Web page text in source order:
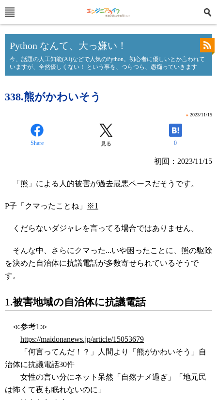
Python なんて、大っ嫌い！
今、話題の人工知能(AI)などで人気のPython。初心者に優しいとか言われて
いますが、全然優しくない！ という事を、つらつら、愚痴っていきます
338.熊がかわいそう
» 2023/11/15
Share 見る 0
初回：2023/11/15
「熊」による人的被害が過去最悪ペースだそうです。
P子「クマったことね」 ※1
くだらないダジャレを言ってる場合ではありません。
そんな中、さらにクマった...いや困ったことに、熊の駆除
を決めた自治体に抗議電話が多数寄せられているそうで
す。
1.被害地域の自治体に抗議電話
≪参考1≫
https://maidonanews.jp/article/15053679
「何言ってんだ！？」人間より「熊がかわいそう」自
治体に抗議電話30件
女性の言い分にネット呆然「自然ナメ過ぎ」「地元民
は怖くて夜も眠れないのに」